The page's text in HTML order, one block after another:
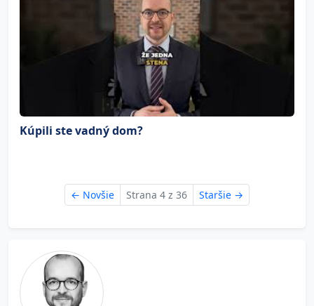
Kúpili ste vadný dom?
← Novšie Strana 4 z 36 Staršie →